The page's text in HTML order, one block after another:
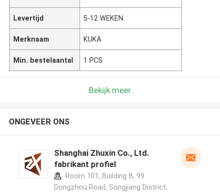
Levertijd 5-12 WEKEN
Merknaam KUKA
Min. bestelaantal 1 PCS
Bekijk meer
ONGEVEER ONS
Shanghai Zhuxin Co., Ltd.
fabrikant profiel
Room 101, Building B, 99
Dongzhou Road, Songjiang District,